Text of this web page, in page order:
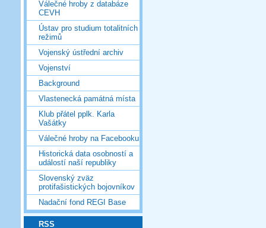
Válečné hroby z databáze
CEVH
Ústav pro studium totalitních
režimů
Vojenský ústřední archiv
Vojenství
Background
Vlastenecká památná místa
Klub přátel pplk. Karla
Vašátky
Válečné hroby na Facebooku
Historická data osobností a
událostí naší republiky
Slovenský zväz
protifašistických bojovníkov
Nadační fond REGI Base
RSS